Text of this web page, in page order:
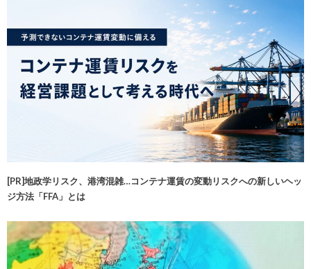
[PR]地政学リスク、港湾混雑…コンテナ運賃の変動リスクへの新しいヘッ
ジ方法「FFA」とは